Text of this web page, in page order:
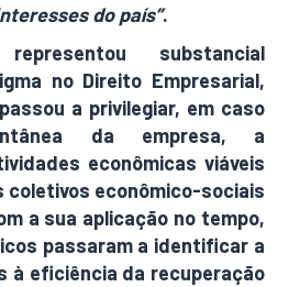
do país”.
substancial
no Direito Empresarial,
a privilegiar, em caso
da empresa, a
econômicas viáveis
coletivos econômico-sociais
a sua aplicação no tempo,
passaram a identificar a
à eficiência da recuperação